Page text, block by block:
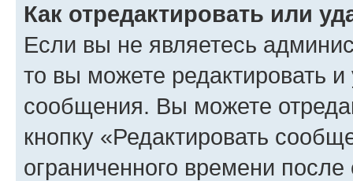
Как отредактировать или
Если вы не являетесь
то вы можете редактировать
сообщения. Вы можете
кнопку «Редактировать
ограниченного времени